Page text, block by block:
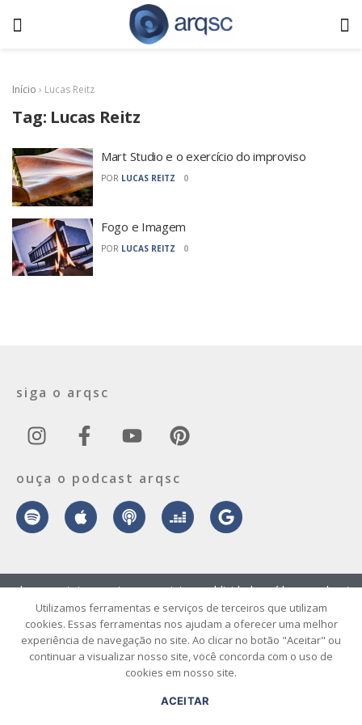
Início › Lucas Reitz
Tag: Lucas Reitz
Mart Studio e o exercício do improviso
POR LUCAS REITZ 0
Fogo e Imagem
POR LUCAS REITZ 0
siga o arqsc
ouça o podcast arqsc
© 2026 ArqSC – Portal de Arquitetura, Interiores, Design e Arte de
Santa Catarina – Todos os Direitos Reservados.
sobre contato envie seu projeto publicidade vídeo podcast
Utilizamos ferramentas e serviços de terceiros que utilizam
cookies. Essas ferramentas nos ajudam a oferecer uma melhor
experiência de navegação no site. Ao clicar no botão "Aceitar" ou
continuar a visualizar nosso site, você concorda com o uso de
cookies em nosso site.
ACEITAR